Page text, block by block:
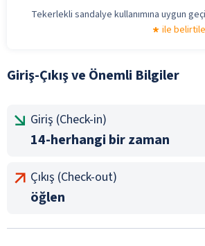
Tekerlekli sandalye kullanımına uygun
ile
Giriş-Çıkış ve Önemli Bilgiler
Giriş (Check-in)
14-herhangi bir zaman
Çıkış (Check-out)
öğlen